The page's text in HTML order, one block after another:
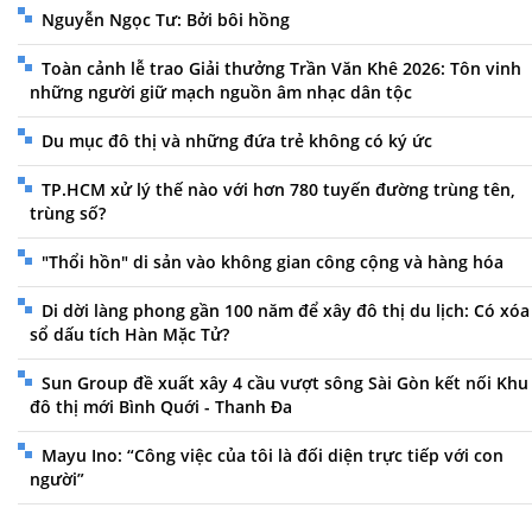
Nguyễn Ngọc Tư: Bởi bôi hồng
Toàn cảnh lễ trao Giải thưởng Trần Văn Khê 2026: Tôn vinh
những người giữ mạch nguồn âm nhạc dân tộc
Du mục đô thị và những đứa trẻ không có ký ức
TP.HCM xử lý thế nào với hơn 780 tuyến đường trùng tên,
trùng số?
"Thổi hồn" di sản vào không gian công cộng và hàng hóa
Di dời làng phong gần 100 năm để xây đô thị du lịch: Có xóa
sổ dấu tích Hàn Mặc Tử?
Sun Group đề xuất xây 4 cầu vượt sông Sài Gòn kết nối Khu
đô thị mới Bình Quới - Thanh Đa
Mayu Ino: “Công việc của tôi là đối diện trực tiếp với con
người”